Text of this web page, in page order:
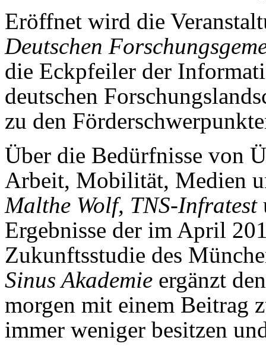
Eröffnet wird die
Deutschen
die Eckpfeiler der
deutschen
zu den
Über die Bedürfnisse von
Arbeit, Mobilität, Medien
Malthe Wolf, TNS-Infratest
Ergebnisse der im April
Zukunftsstudie des
Sinus Akademie ergänzt
morgen mit einem Beitrag
immer weniger besitzen